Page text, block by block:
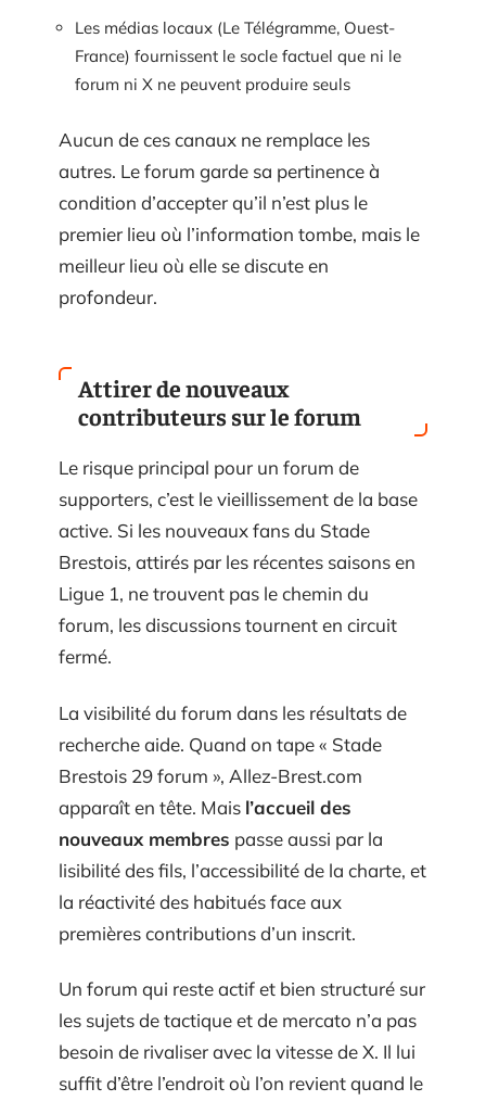
Les médias locaux (Le Télégramme, Ouest-
France) fournissent le socle factuel que ni le
forum ni X ne peuvent produire seuls
Aucun de ces canaux ne remplace les
autres. Le forum garde sa pertinence à
condition d’accepter qu’il n’est plus le
premier lieu où l’information tombe, mais le
meilleur lieu où elle se discute en
profondeur.
Attirer de nouveaux
contributeurs sur le forum
Le risque principal pour un forum de
supporters, c’est le vieillissement de la base
active. Si les nouveaux fans du Stade
Brestois, attirés par les récentes saisons en
Ligue 1, ne trouvent pas le chemin du
forum, les discussions tournent en circuit
fermé.
La visibilité du forum dans les résultats de
recherche aide. Quand on tape « Stade
Brestois 29 forum », Allez-Brest.com
apparaît en tête. Mais l’accueil des
nouveaux membres passe aussi par la
lisibilité des fils, l’accessibilité de la charte, et
la réactivité des habitués face aux
premières contributions d’un inscrit.
Un forum qui reste actif et bien structuré sur
les sujets de tactique et de mercato n’a pas
besoin de rivaliser avec la vitesse de X. Il lui
suffit d’être l’endroit où l’on revient quand le